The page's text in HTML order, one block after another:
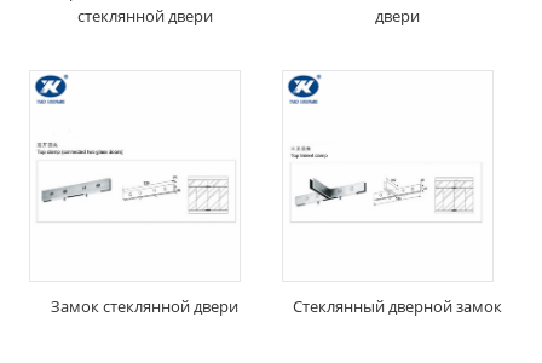
стеклянной двери
двери
Замок стеклянной двери Стеклянный дверной замок